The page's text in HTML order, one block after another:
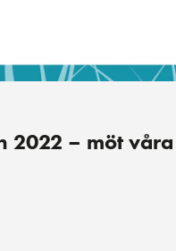
2022 – möt våra